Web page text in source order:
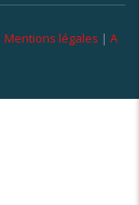
Mentions légales | A